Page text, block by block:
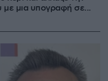
με μια υπογραφή σε...